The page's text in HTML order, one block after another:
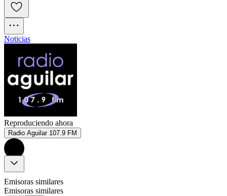
Noticias
Reproduciendo ahora
Radio Aguilar 107.9 FM
Emisoras similares
Emisoras similares